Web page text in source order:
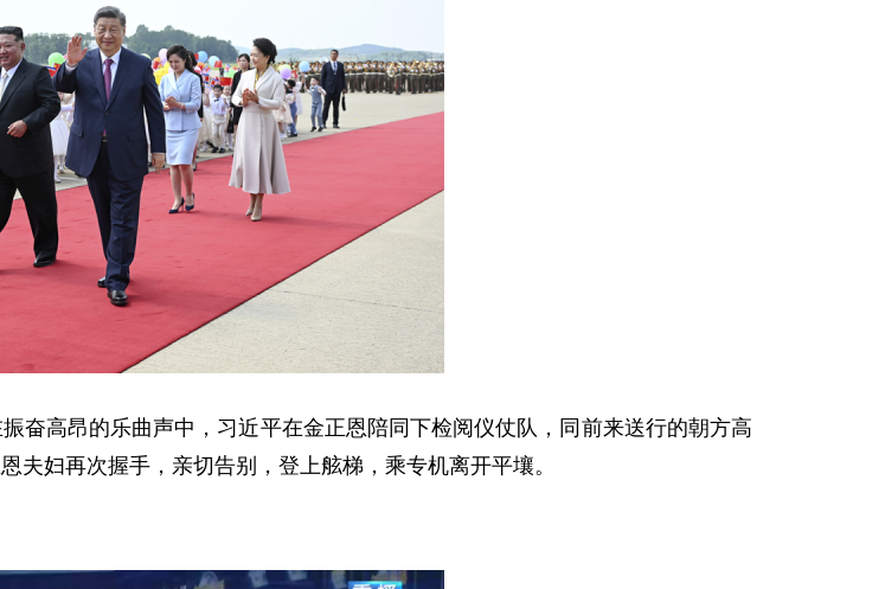
奋高昂的乐曲声中，习近平在金正恩陪同下检阅仪仗队，同前来送行的朝方高
妇再次握手，亲切告别，登上舷梯，乘专机离开平壤。